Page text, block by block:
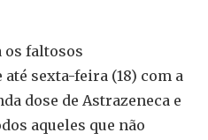
os faltosos
sexta-feira (18) com a
dose de Astrazeneca e
aqueles que não